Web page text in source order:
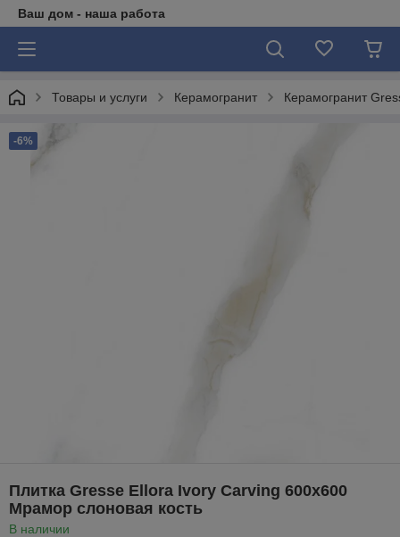
Ваш дом - наша работа
Товары и услуги Керамогранит Керамогранит
-6%
Плитка Gresse Ellora Ivory Carving 600х600
Мрамор слоновая кость
В наличии